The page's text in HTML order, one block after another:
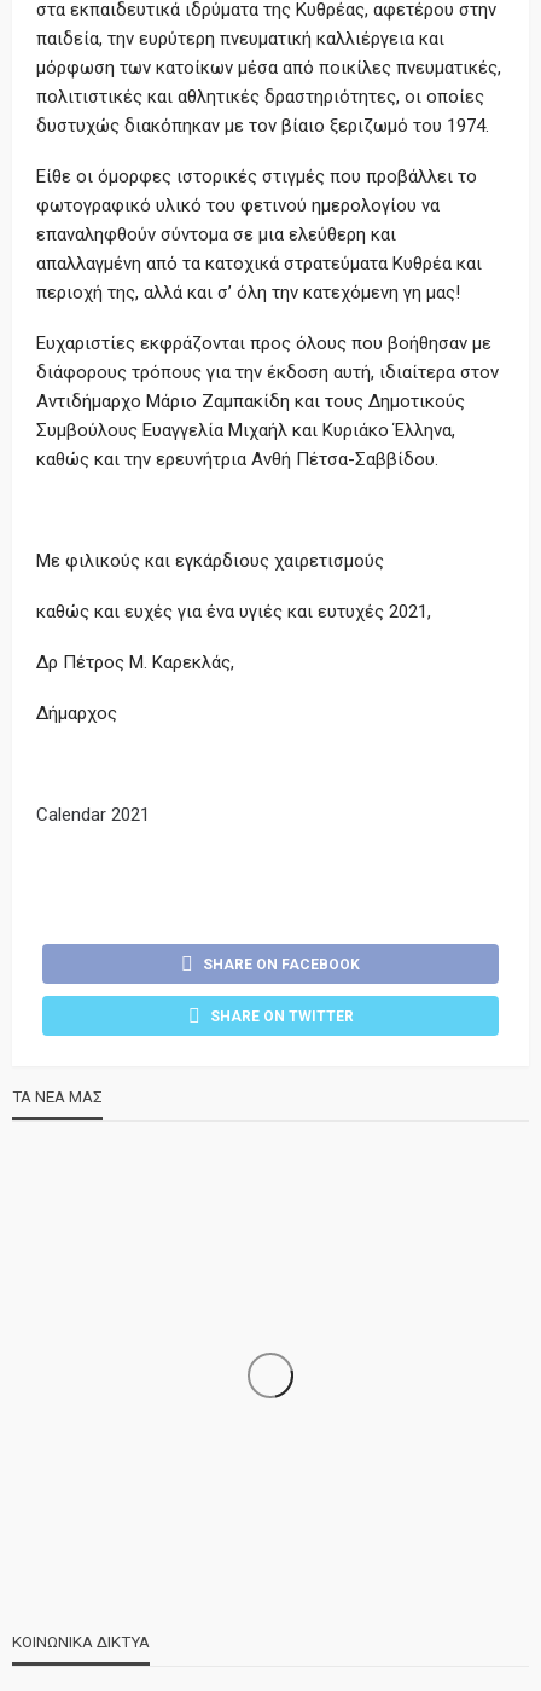
στα εκπαιδευτικά ιδρύματα της Κυθρέας, αφετέρου στην
παιδεία, την ευρύτερη πνευματική καλλιέργεια και
μόρφωση των κατοίκων μέσα από ποικίλες πνευματικές,
πολιτιστικές και αθλητικές δραστηριότητες, οι οποίες
δυστυχώς διακόπηκαν με τον βίαιο ξεριζωμό του 1974.
Είθε οι όμορφες ιστορικές στιγμές που προβάλλει το
φωτογραφικό υλικό του φετινού ημερολογίου να
επαναληφθούν σύντομα σε μια ελεύθερη και
απαλλαγμένη από τα κατοχικά στρατεύματα Κυθρέα και
περιοχή της, αλλά και σ’ όλη την κατεχόμενη γη μας!
Ευχαριστίες εκφράζονται προς όλους που βοήθησαν με
διάφορους τρόπους για την έκδοση αυτή, ιδιαίτερα στον
Αντιδήμαρχο Μάριο Ζαμπακίδη και τους Δημοτικούς
Συμβούλους Ευαγγελία Μιχαήλ και Κυριάκο Έλληνα,
καθώς και την ερευνήτρια Ανθή Πέτσα-Σαββίδου.
Με φιλικούς και εγκάρδιους χαιρετισμούς
καθώς και ευχές για ένα υγιές και ευτυχές 2021,
Δρ Πέτρος Μ. Καρεκλάς,
Δήμαρχος
Calendar 2021
SHARE ON FACEBOOK
SHARE ON TWITTER
ΤΑ ΝΕΑ ΜΑΣ
ΚΟΙΝΩΝΙΚΑ ΔΙΚΤΥΑ